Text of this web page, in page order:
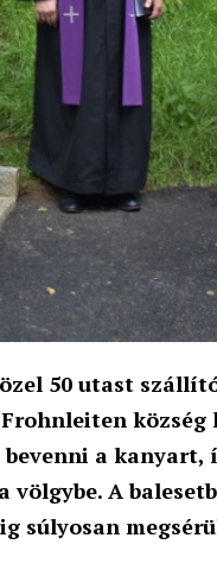
50 utast
község
a
A
súlyosan